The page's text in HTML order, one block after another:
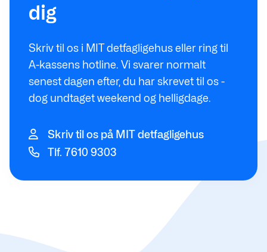
dig
Skriv til os i MIT detfagligehus eller ring til
A-kassens hotline. Vi svarer normalt
senest dagen efter, du har skrevet til os -
dog undtaget weekend og helligdage.
Skriv til os på MIT detfagligehus
Tlf. 7610 9303